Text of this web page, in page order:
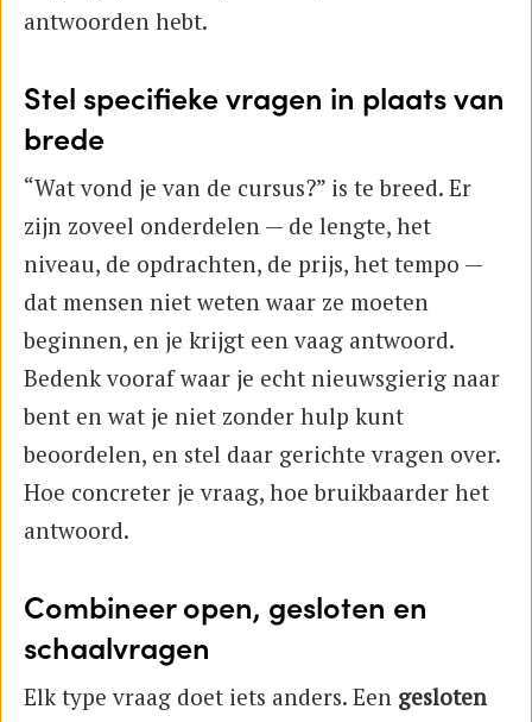
antwoorden hebt.
Stel specifieke vragen in plaats van
brede
“Wat vond je van de cursus?” is te breed. Er
zijn zoveel onderdelen — de lengte, het
niveau, de opdrachten, de prijs, het tempo —
dat mensen niet weten waar ze moeten
beginnen, en je krijgt een vaag antwoord.
Bedenk vooraf waar je echt nieuwsgierig naar
bent en wat je niet zonder hulp kunt
beoordelen, en stel daar gerichte vragen over.
Hoe concreter je vraag, hoe bruikbaarder het
antwoord.
Combineer open, gesloten en
schaalvragen
Elk type vraag doet iets anders. Een gesloten